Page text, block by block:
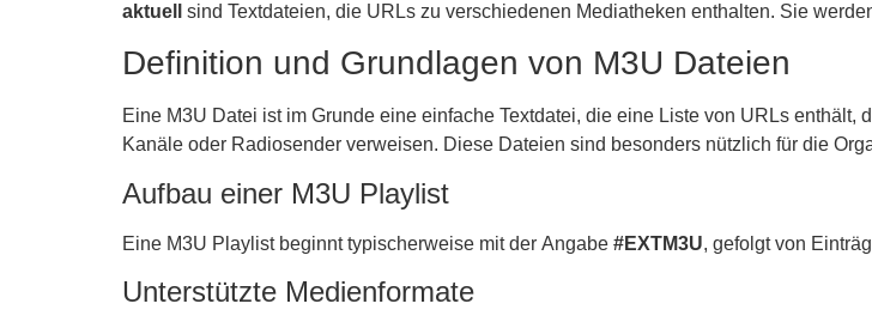
aktuell
sind Textdateien, die URLs zu verschiedenen Mediatheken enthalten. Sie
Definition und Grundlagen von M3U Dateien
Eine M3U Datei ist im Grunde eine einfache Textdatei, die eine Liste von URLs enthält,
Kanäle oder Radiosender verweisen. Diese Dateien sind besonders nützlich für die
Aufbau einer M3U Playlist
Eine M3U Playlist beginnt typischerweise mit der Angabe #EXTM3U, gefolgt von
Unterstützte Medienformate